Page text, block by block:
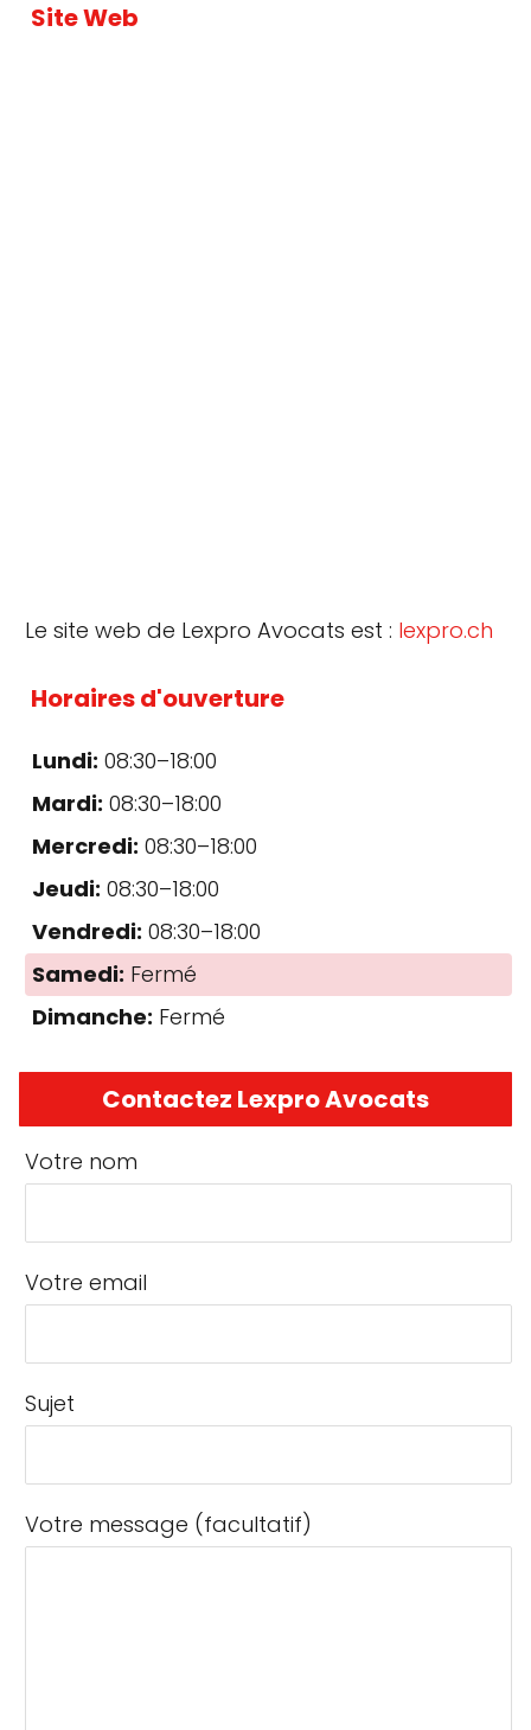
Site Web
Le site web de Lexpro Avocats est : lexpro.ch
Horaires d'ouverture
Lundi: 08:30–18:00
Mardi: 08:30–18:00
Mercredi: 08:30–18:00
Jeudi: 08:30–18:00
Vendredi: 08:30–18:00
Samedi: Fermé
Dimanche: Fermé
Contactez Lexpro Avocats
Votre nom
Votre email
Sujet
Votre message (facultatif)